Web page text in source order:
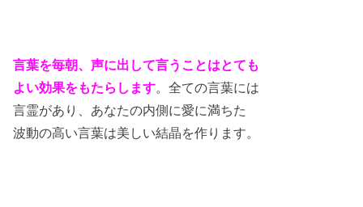
言葉を毎朝、声に出して言うことはとても
よい効果をもたらします。全ての言葉には
言霊があり、あなたの内側に愛に満ちた
波動の高い言葉は美しい結晶を作ります。